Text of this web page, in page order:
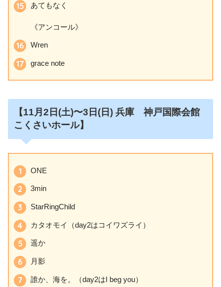
あてもなく
《アンコール》
Wren
grace note
【11月2日 (土)〜3日(日) 兵庫 神戸国際会館
こくさいホール】
ONE
3min
StarRingChild
カタオモイ（day2はコイワズライ）
遥か
月影
誰か、海を。（day2はI beg you）